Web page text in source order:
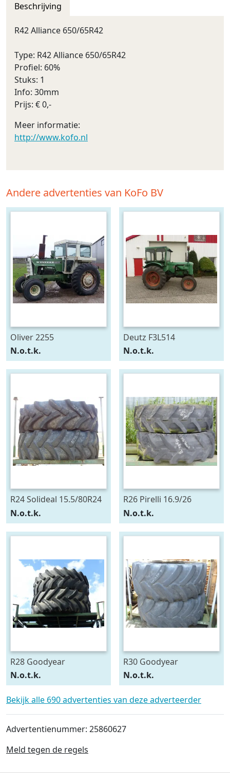
Beschrijving
R42 Alliance 650/65R42
Type: R42 Alliance 650/65R42
Profiel: 60%
Stuks: 1
Info: 30mm
Prijs: € 0,-
Meer informatie:
http://www.kofo.nl
Andere advertenties van KoFo BV
Oliver 2255
N.o.t.k.
Deutz F3L514
N.o.t.k.
R24 Solideal 15.5/80R24
N.o.t.k.
R26 Pirelli 16.9/26
N.o.t.k.
R28 Goodyear
540/75R28
N.o.t.k.
R30 Goodyear
600/70R30
N.o.t.k.
Bekijk alle 690 advertenties van deze adverteerder
Advertentienummer: 25860627
Meld tegen de regels